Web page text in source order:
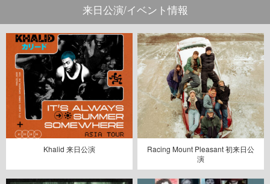
来日公演/イベント情報
Khalid 来日公演
Racing Mount Pleasant 初来日公
演